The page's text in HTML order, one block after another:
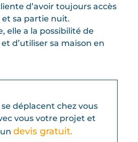
d’avoir toujours accès
et sa partie nuit.
elle a la possibilité de
d’utiliser sa maison en
déplacent chez vous
vous votre projet et
devis gratuit.